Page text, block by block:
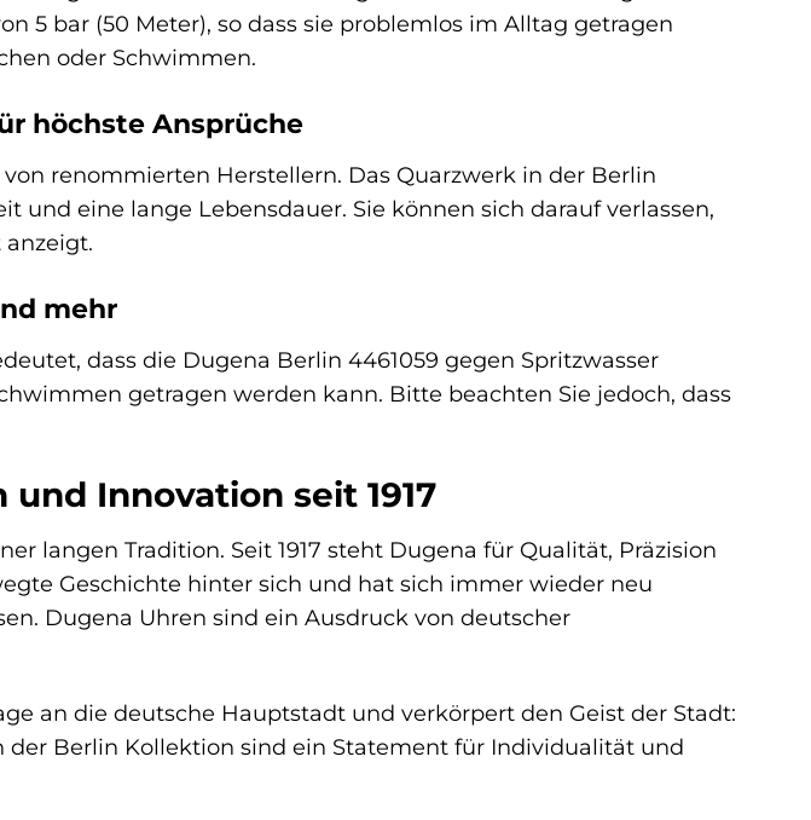
5 bar (50 Meter), so dass sie problemlos im Alltag getragen
oder Schwimmen.
höchste Ansprüche
renommierten Herstellern. Das Quarzwerk in der Berlin
und eine lange Lebensdauer. Sie können sich darauf verlassen,
mehr
dass die Dugena Berlin 4461059 gegen Spritzwasser
getragen werden kann. Bitte beachten Sie jedoch, dass
Innovation seit 1917
langen Tradition. Seit 1917 steht Dugena für Qualität, Präzision
Geschichte hinter sich und hat sich immer wieder neu
Dugena Uhren sind ein Ausdruck von deutscher
an die deutsche Hauptstadt und verkörpert den Geist der Stadt:
Berlin Kollektion sind ein Statement für Individualität und